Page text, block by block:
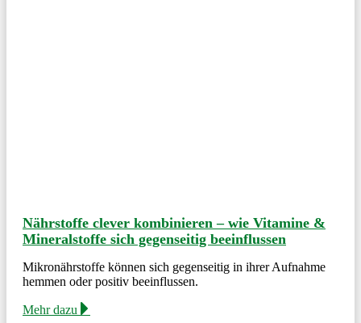
Nährstoffe clever kombinieren – wie Vitamine &
Mineralstoffe sich gegenseitig beeinflussen
Mikronährstoffe können sich gegenseitig in ihrer Aufnahme
hemmen oder positiv beeinflussen.
Mehr dazu